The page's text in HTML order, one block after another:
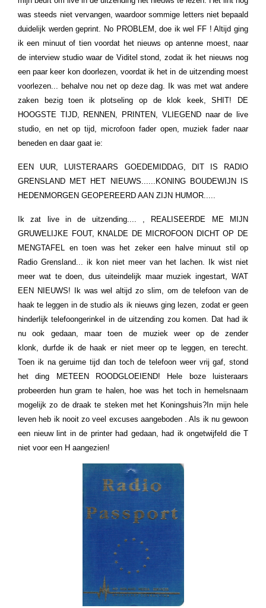
was steeds niet vervangen, waardoor sommige letters niet bepaald
duidelijk werden geprint. No PROBLEM, doe ik wel FF !Altijd ging
ik een minuut of tien voordat het nieuws op antenne moest, naar
de interview studio waar de Viditel stond, zodat ik het nieuws nog
een paar keer kon doorlezen, voordat ik het in de uitzending moest
voorlezen... behalve nou net op deze dag.
Ik was met wat andere
zaken bezig toen ik plotseling op de klok keek, SHIT! DE
HOOGSTE TIJD, RENNEN, PRINTEN, VLIEGEND naar de live
studio, en net op tijd, microfoon fader open, muziek fader naar
beneden en daar gaat ie:
EEN UUR, LUISTERAARS GOEDEMIDDAG, DIT IS RADIO
GRENSLAND MET HET NIEUWS...... KONING BOUDEWIJN IS
HEDENMORGEN GEOPEREERD AAN ZIJN HUMOR.....
Ik zat live in de uitzending.... , REALISEERDE ME MIJN
GRUWELIJKE FOUT, KNALDE DE MICROFOON DICHT OP DE
MENGTAFEL en toen was het zeker een halve minuut stil op
Radio Grensland... ik kon niet meer van het lachen.
Ik wist niet
meer wat te doen, dus uiteindelijk maar muziek ingestart, WAT
EEN NIEUWS!
Ik was wel altijd zo slim, om de telefoon van de
haak te leggen in de studio als ik nieuws ging lezen, zodat er geen
hinderlijk telefoongerinkel in de uitzending zou komen. Dat had ik
nu ook gedaan, maar toen de muziek weer op de zender
klonk, durfde ik de haak er niet meer op te leggen, en terecht.
Toen ik na geruime tijd dan toch de telefoon weer vrij gaf, stond
het ding METEEN ROODGLOEIEND!
Hele boze luisteraars
probeerden hun gram te halen, hoe was het toch in hemelsnaam
mogelijk zo de draak te steken met het Koningshuis?In mijn hele
leven heb ik nooit zo veel excuses aangeboden .Als ik nu gewoon
een nieuw lint in de printer had gedaan, had ik ongetwijfeld die T
niet voor een H aangezien!